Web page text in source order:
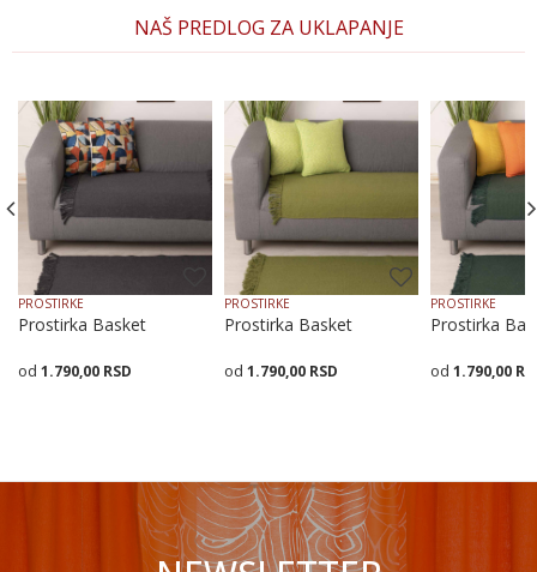
Poruka
POŠALJI
NAŠ PREDLOG ZA UKLAPANJE
PROSTIRKE
Prostirka Basket
1.790,00 RSD
70X200
PROSTIRKE
Prostirka Basket
1.790,00 RSD
70X7070X16070X200
PROSTIRKE
Prostirka
1.790,00